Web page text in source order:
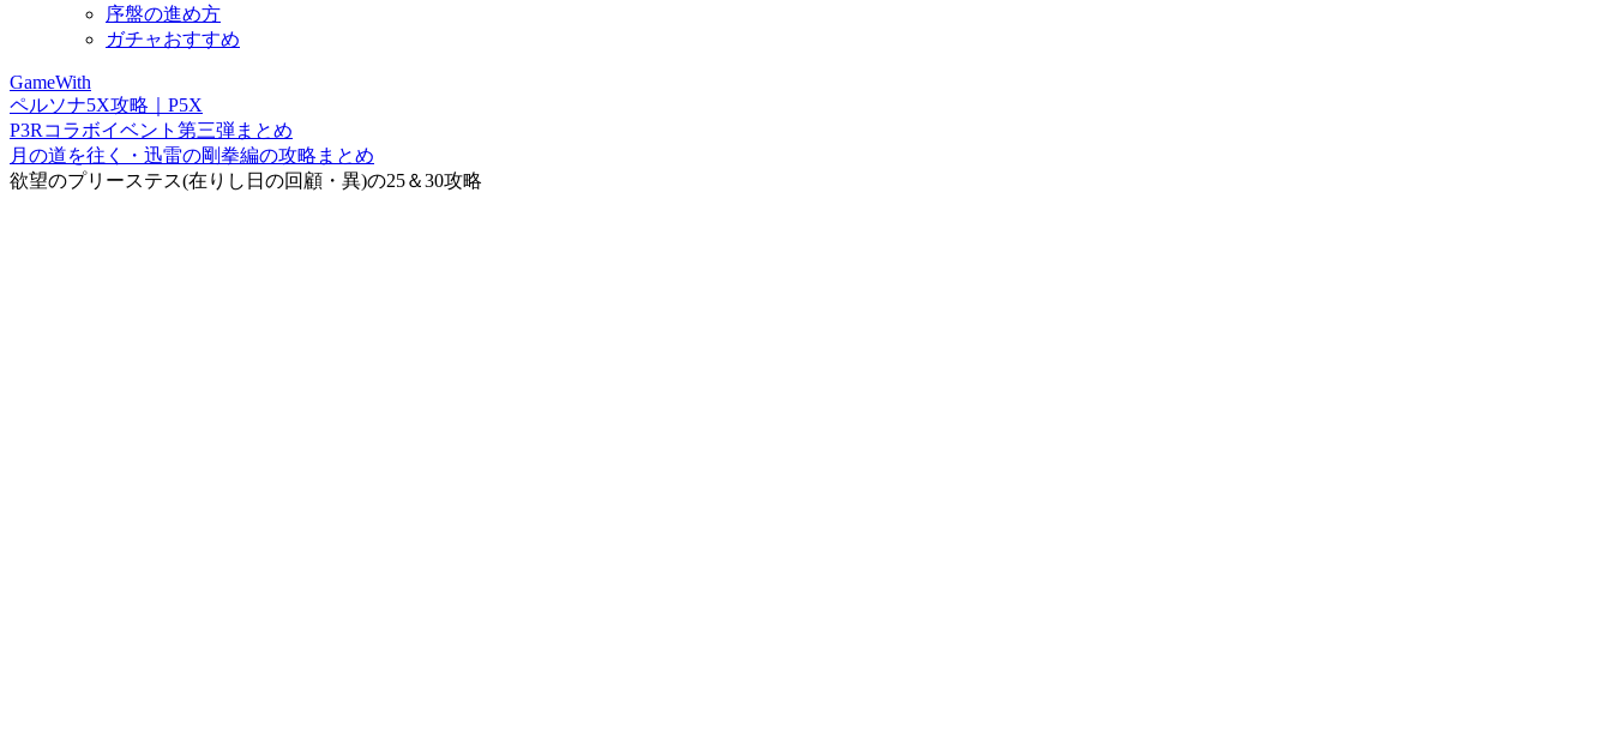
序盤の進め方
ガチャおすすめ
GameWith
ペルソナ5X攻略｜P5X
P3Rコラボイベント第三弾まとめ
月の道を往く・迅雷の剛拳編の攻略まとめ
欲望のプリーステス(在りし日の回顧・異)の25＆30攻略